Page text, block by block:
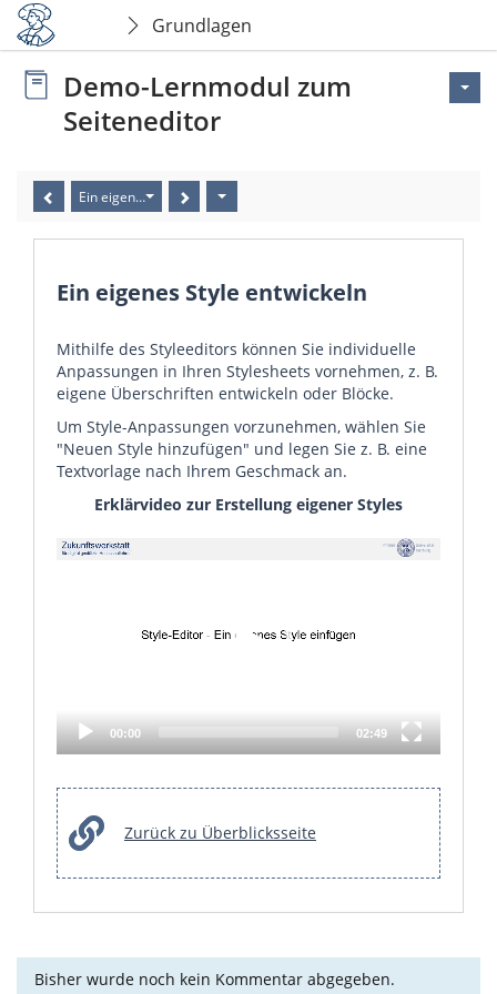
Grundlagen
Demo-Lernmodul zum
Seiteneditor
Ein eigenes Style entwickeln
Ein eigenes Style entwickeln
Mithilfe des Styleeditors können Sie individuelle
Anpassungen in Ihren Stylesheets vornehmen, z. B.
eigene Überschriften entwickeln oder Blöcke.
Um Style-Anpassungen vorzunehmen, wählen Sie
"Neuen Style hinzufügen" und legen Sie z. B. eine
Textvorlage nach Ihrem Geschmack an.
Erklärvideo zur Erstellung eigener Styles
Video
00:00 02:49
Zurück zu Überblicksseite
Bisher wurde noch kein Kommentar abgegeben.